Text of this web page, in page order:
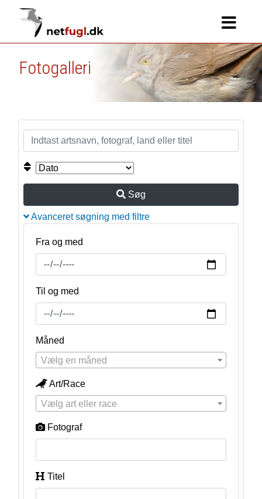
Fotogalleri
Søg
Avanceret søgning med filtre
Fra og med
Til og med
Måned
Vælg en måned
Art/Race
Vælg art eller race
Fotograf
Titel